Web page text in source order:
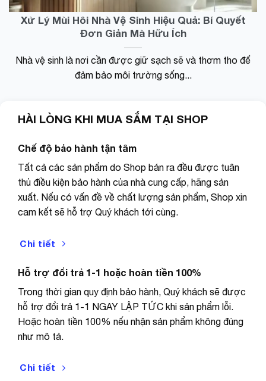
hình
ảnh rõ
nét
nước
thay
màu
ngoại
chiếu
sáng
Xử Lý Mùi Hôi Nhà Vệ Sinh Hiệu Quả: Bí Quyết
Đơn Giản Mà Hữu Ích
Nhà vệ sinh là nơi cần được giữ sạch sẽ và thơm tho để
đảm bảo môi trường sống...
HÀI LÒNG KHI MUA SẮM TẠI SHOP
Chế độ bảo hành tận tâm
Tất cả các sản phẩm do Shop bán ra đều được tuân
thủ điều kiện bảo hành của nhà cung cấp, hãng sản
xuất. Nếu có vấn đề về chất lượng sản phẩm, Shop xin
cam kết sẽ hỗ trợ Quý khách tới cùng.
Chi tiết
Hỗ trợ đổi trả 1-1 hoặc hoàn tiền 100%
Trong thời gian quy định bảo hành, Quý khách sẽ được
hỗ trợ đổi trả 1-1 NGAY LẬP TỨC khi sản phẩm lỗi.
Hoặc hoàn tiền 100% nếu nhận sản phẩm không đúng
như mô tả.
Chi tiết